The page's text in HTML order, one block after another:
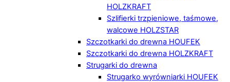
HOLZKRAFT
Szlifierki trzpieniowe, taśmowe,
walcowe HOLZSTAR
Szczotkarki do drewna HOUFEK
Szczotkarki do drewna HOLZKRAFT
Strugarki do drewna
Strugarko wyrówniarki HOUFEK